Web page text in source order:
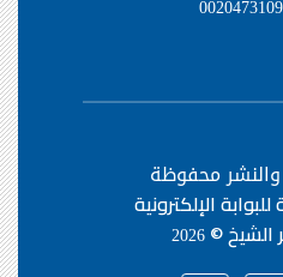
محفوظة
الإلكترونية
©
2026